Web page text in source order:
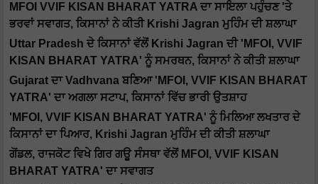
MFOI VVIF KISAN BHARAT YATRA ਦਾ ਸਾਇਲਾ ਪਹੁੰਚਣ 'ਤੇ
ਭਰਵਾਂ ਸਵਾਗਤ, ਕਿਸਾਨਾਂ ਨੇ ਕੀਤੀ Krishi Jagran ਮੁਹਿੰਮ ਦੀ ਸ਼ਲਾਘਾ
Uttar Pradesh ਦੇ ਕਿਸਾਨਾਂ ਵੱਲੋਂ Krishi Jagran ਦੀ 'MFOI, VVIF
KISAN BHARAT YATRA' ਨੂੰ ਸਮਰਥਨ, ਕਿਸਾਨਾਂ ਨੇ ਕੀਤੀ ਸ਼ਲਾਘਾ
Gujarat ਦਾ Vadhvana ਬਣਿਆ 'MFOI, VVIF KISAN BHARAT
YATRA' ਦਾ ਅਗਲਾ ਸਟਾਪ, ਕਿਸਾਨਾਂ ਵਿੱਚ ਭਾਰੀ ਉਤਸ਼ਾਹ
'MFOI, VVIF KISAN BHARAT YATRA' ਨੂੰ ਮਿਲਿਆ ਲਖਤਾਰ ਦੇ
ਕਿਸਾਨਾਂ ਦਾ ਪਿਆਰ, Krishi Jagran ਮੁਹਿੰਮ ਦੀ ਕੀਤੀ ਸ਼ਲਾਘਾ
ਗੋਂਡਲ, ਰਾਜਕੋਟ ਵਿਖੇ ਗਿਰ ਗਊ ਸੰਸਥਾ ਵੱਲੋਂ MFOI, VVIF KISAN
BHARAT YATRA' ਦਾ ਸਵਾਗਤ